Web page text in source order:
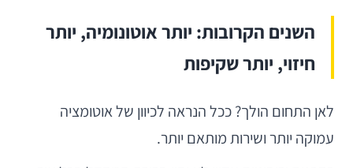
השנים הקרובות: יותר אוטונומיה, יותר
חיזוי, יותר שקיפות
לאן התחום הולך? ככל הנראה לכיוון של אוטומציה
עמוקה יותר ושירות מותאם יותר.